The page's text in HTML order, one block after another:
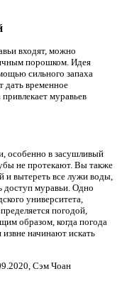
входят, можно
порошком. Идея
сильного запаха
дать временное
муравьев
особенно в засушливый
не протекают. Вы также
и вытереть все лужи воды,
доступ муравьи. Одно
университета,
погодой,
образом, когда погода
извне начинают искать
Сэм Чоан